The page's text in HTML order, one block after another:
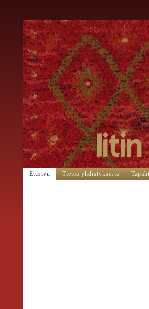
Etusivu Tietoa yhdistyksestä